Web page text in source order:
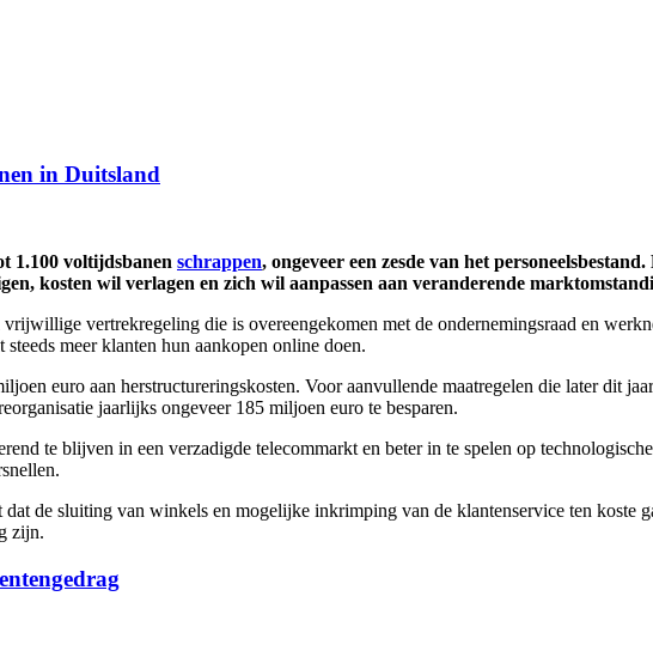
in Duitsland
1.100 voltijdsbanen schrappen, ongeveer een zesde van het
kosten wil verlagen en zich wil aanpassen aan veranderende
vertrekregeling die is overeengekomen met de ondernemingsraad en
meer klanten hun aankopen online doen.
euro aan herstructureringskosten. Voor aanvullende maatregelen die later dit
jaarlijks ongeveer 185 miljoen euro te besparen.
te blijven in een verzadigde telecommarkt en beter in te spelen op
de sluiting van winkels en mogelijke inkrimping van de klantenservice ten koste
zijn.